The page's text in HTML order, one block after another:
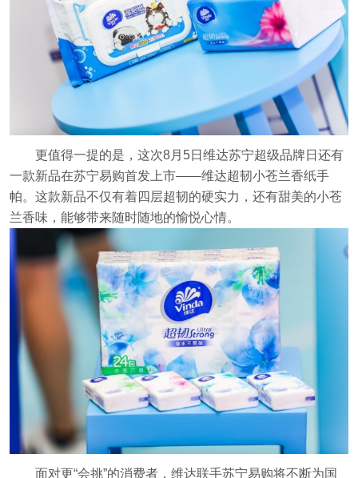
更值得一提的是，这次8月5日维达苏宁超级品牌日还有
一款新品在苏宁易购首发上市——维达超韧小苍兰香纸手
帕。这款新品不仅有着四层超韧的硬实力，还有甜美的小苍
兰香味，能够带来随时随地的愉悦心情。
面对更“会挑”的消费者，维达联手苏宁易购将不断为国